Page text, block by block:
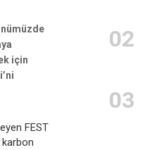
için
FEST
karbon
02
03